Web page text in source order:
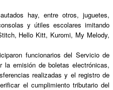
hay, entre otros, juguetes,
y útiles escolares imitando
Hello Kitt, Kuromi, My Melody,
funcionarios del Servicio de
la emisión de boletas electrónicas,
realizadas y el registro de
el cumplimiento tributario del